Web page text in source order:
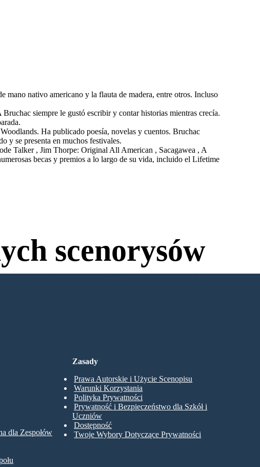
mano nativo americano y la flauta de madera, entre otros. Incluso
siempre le gustó escribir y contar historias mientras crecía.
Ha publicado poesía, novelas y cuentos. Bruchac
y se presenta en muchos festivales.
Talker , Jim Thorpe: Original All American , Sacagawea , A
becas y premios a lo largo de su vida, incluido el Lifetime
scenorysów
aby Spróbować!
dla Zespołów
Zasady
Prawa Autorskie i Użycie Scenopisu
Warunki Korzystania
Polityka Prywatności
Prywatność i Bezpieczeństwo dla Szkół i
Uczniów
Dostępność
Twoje Wybory Dotyczące Prywatności